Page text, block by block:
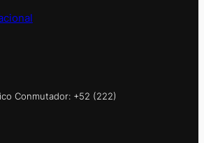
Conmutador: +52 (222)